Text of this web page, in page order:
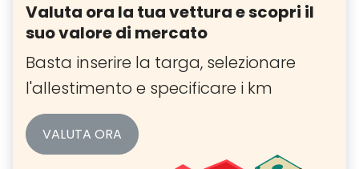
Valuta ora la tua vettura e scopri il
suo valore di mercato
Basta inserire la targa, selezionare
l'allestimento e specificare i km
VALUTA ORA